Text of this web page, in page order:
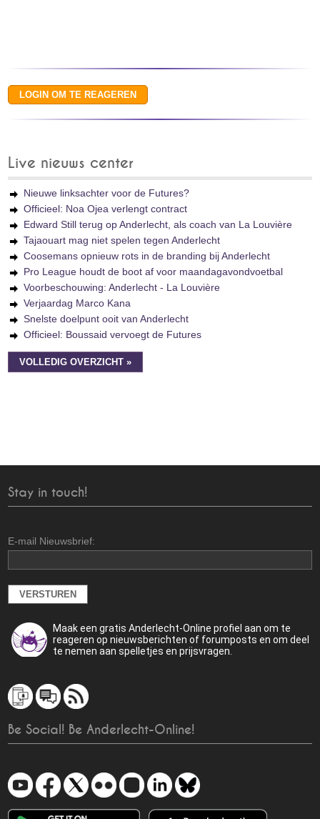
Live nieuws center
Nieuwe linksachter voor de Futures?
Officieel: Noa Ojea verlengt contract
Edward Still terug op Anderlecht, als coach van La Louvière
Tajaouart mag niet spelen tegen Anderlecht
Coosemans opnieuw rots in de branding bij Anderlecht
Pro League houdt de boot af voor maandagavondvoetbal
Voorbeschouwing: Anderlecht - La Louvière
Verjaardag Marco Kana
Snelste doelpunt ooit van Anderlecht
Officieel: Boussaid vervoegt de Futures
VOLLEDIG OVERZICHT »
Stay in touch!
E-mail Nieuwsbrief:
Maak een gratis Anderlecht-Online profiel aan om te
reageren op nieuwsberichten of forumposts en om deel
te nemen aan spelletjes en prijsvragen.
Be Social! Be Anderlecht-Online!